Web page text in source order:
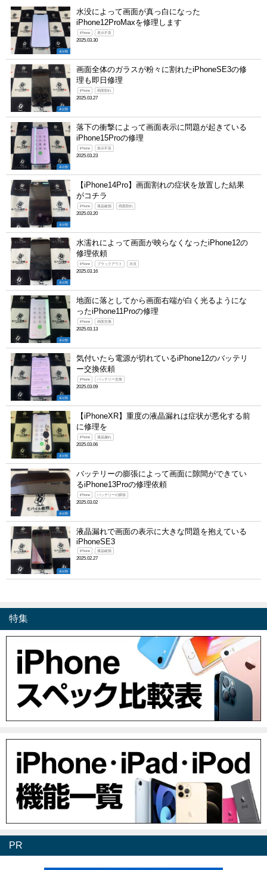
未分類
水没によって画面が真っ白になった
iPhone12ProMaxを修理します
iPhone 表示不良
2025.03.30
未分類
画面全体のガラスが粉々に割れたiPhoneSE3の修
理も即日修理
iPhone 画面割れ
2025.03.27
未分類
落下の衝撃によって画面表示に問題が起きている
iPhone15Proの修理
iPhone 表示不良
2025.03.23
未分類
【iPhone14Pro】画面割れの症状を放置した結果
がコチラ
iPhone 液晶破損 画面割れ
2025.03.20
未分類
水濡れによって画面が映らなくなったiPhone12の
修理依頼
iPhone ブラックアウト 水没
2025.03.16
未分類
地面に落としてから画面右端が白く光るようにな
ったiPhone11Proの修理
iPhone 画面交換
2025.03.13
未分類
気付いたら電源が切れているiPhone12のバッテリ
ー交換依頼
iPhone バッテリー交換
2025.03.09
未分類
【iPhoneXR】重度の液晶漏れは症状が悪化する前
に修理を
iPhone 液晶漏れ
2025.03.06
未分類
バッテリーの膨張によって画面に隙間ができてい
るiPhone13Proの修理依頼
iPhone バッテリーの膨張
2025.03.02
未分類
液晶漏れで画面の表示に大きな問題を抱えている
iPhoneSE3
iPhone 液晶破損
2025.02.27
特集
PR